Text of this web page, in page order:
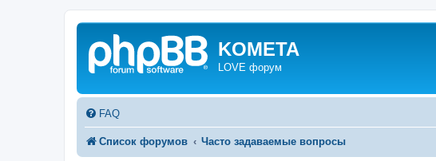
KOMETA
LOVE форум
FAQ
Список форумов Часто задаваемые вопросы